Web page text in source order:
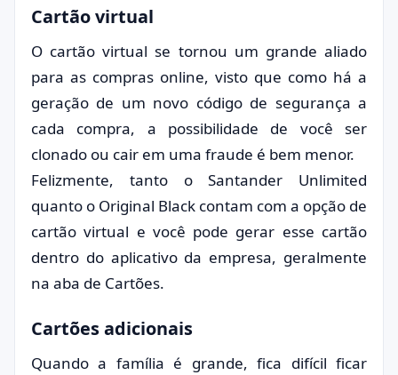
Cartão virtual
O cartão virtual se tornou um grande aliado
para as compras online, visto que como há a
geração de um novo código de segurança a
cada compra, a possibilidade de você ser
clonado ou cair em uma fraude é bem menor.
Felizmente, tanto o Santander Unlimited
quanto o Original Black contam com a opção de
cartão virtual e você pode gerar esse cartão
dentro do aplicativo da empresa, geralmente
na aba de Cartões.
Cartões adicionais
Quando a família é grande, fica difícil ficar